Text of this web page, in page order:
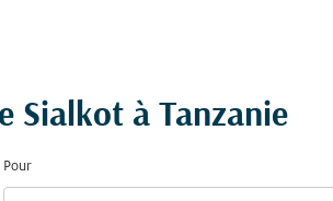
Sialkot à Tanzanie
Pour